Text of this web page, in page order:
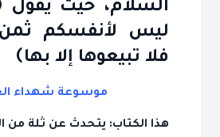
السلام، حيث يقول
ليس لأنفسكم ثمن
فلا تبيعوها إلا بها﴾
موسوعة شهداء
هذا الكتاب: يتحدث عن ثلة من